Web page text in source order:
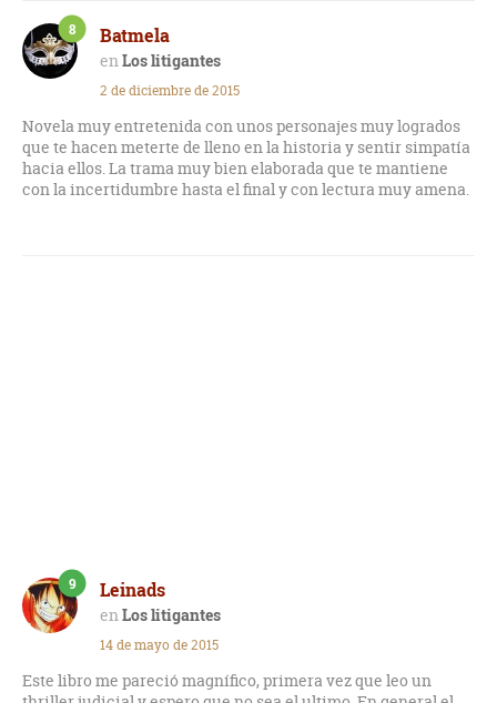
Batmela
Los litigantes
8
2 de diciembre de 2015
Novela muy entretenida con unos personajes muy logrados
que te hacen meterte de lleno en la historia y sentir simpatía
hacia ellos. La trama muy bien elaborada que te mantiene
con la incertidumbre hasta el final y con lectura muy amena.
Leinads
Los litigantes
9
14 de mayo de 2015
Este libro me pareció magnífico, primera vez que leo un